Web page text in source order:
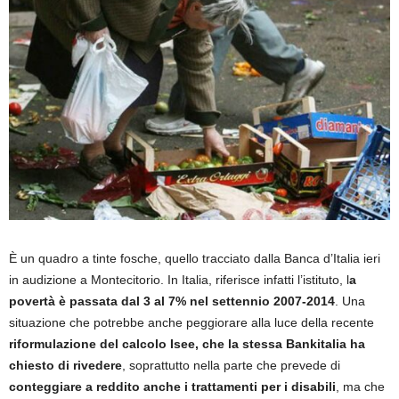
È un quadro a tinte fosche, quello tracciato dalla Banca d’Italia ieri
in audizione a Montecitorio. In Italia, riferisce infatti l’istituto, la
povertà è passata dal 3 al 7% nel settennio 2007-2014 . Una
situazione che potrebbe anche peggiorare alla luce della recente
riformulazione del calcolo Isee, che la stessa Bankitalia ha
chiesto di rivedere , soprattutto nella parte che prevede di
conteggiare a reddito anche i trattamenti per i disabili , ma che